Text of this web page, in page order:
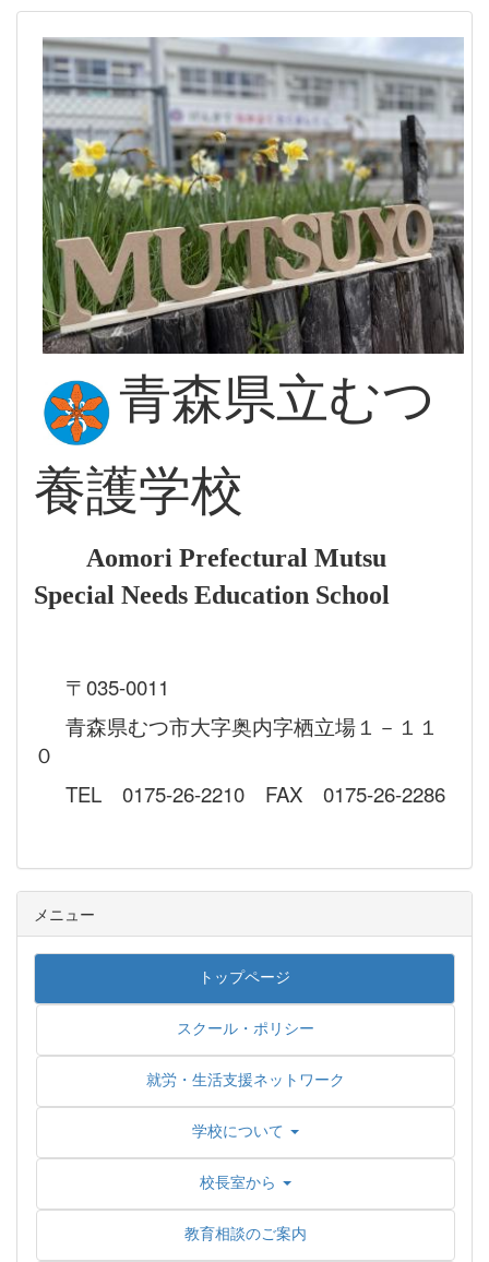
青森県立むつ
養護学校
Aomori Prefectural Mutsu
Special Needs Education School
〒035-0011
青森県むつ市大字奥内字栖立場１－１１
０
TEL 0175-26-2210 FAX 0175-26-2286
メニュー
トップページ
スクール・ポリシー
就労・生活支援ネットワーク
学校について
校長室から
教育相談のご案内